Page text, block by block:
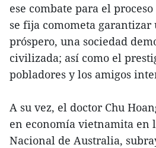
ese combate para el
se fija comometa
próspero, una sociedad
civilizada; así como el
pobladores y los amigos
A su vez, el doctor Chu
en economía vietnamita en
Nacional de Australia,